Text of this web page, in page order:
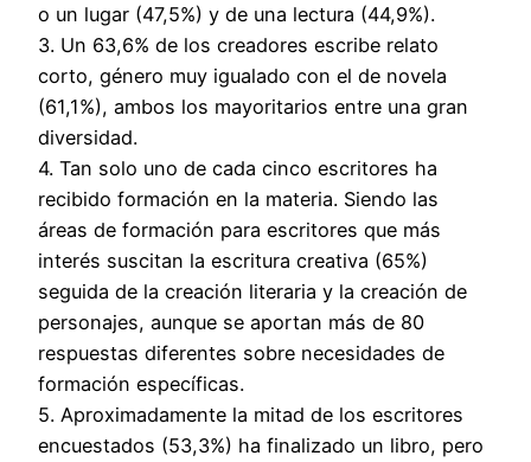
o un lugar (47,5%) y de una lectura (44,9%).
3. Un 63,6% de los creadores escribe relato
corto, género muy igualado con el de novela
(61,1%), ambos los mayoritarios entre una gran
diversidad.
4. Tan solo uno de cada cinco escritores ha
recibido formación en la materia. Siendo las
áreas de formación para escritores que más
interés suscitan la escritura creativa (65%)
seguida de la creación literaria y la creación de
personajes, aunque se aportan más de 80
respuestas diferentes sobre necesidades de
formación específicas.
5. Aproximadamente la mitad de los escritores
encuestados (53,3%) ha finalizado un libro, pero